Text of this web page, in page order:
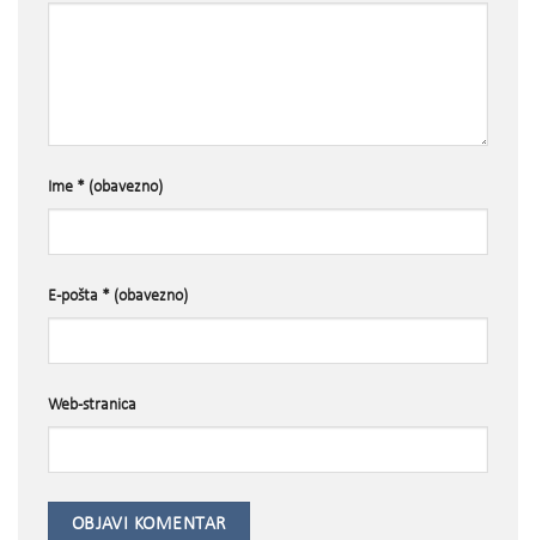
Ime * (obavezno)
E-pošta * (obavezno)
Web-stranica